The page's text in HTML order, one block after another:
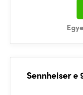
Sennheiser